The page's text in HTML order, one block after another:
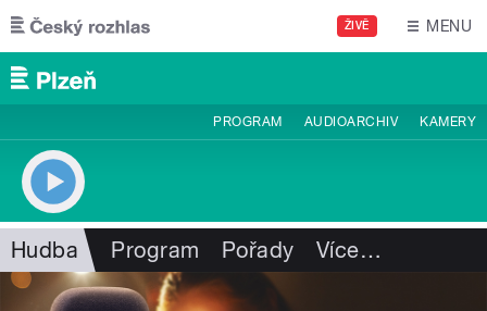
Přejít k hlavnímu obsahu
ŽIVĚ MENU
PROGRAM AUDIOARCHIV KAMERY
Hudba Program Pořady Více…